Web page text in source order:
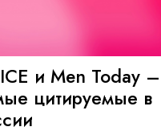
и Men Today –
цитируемые в